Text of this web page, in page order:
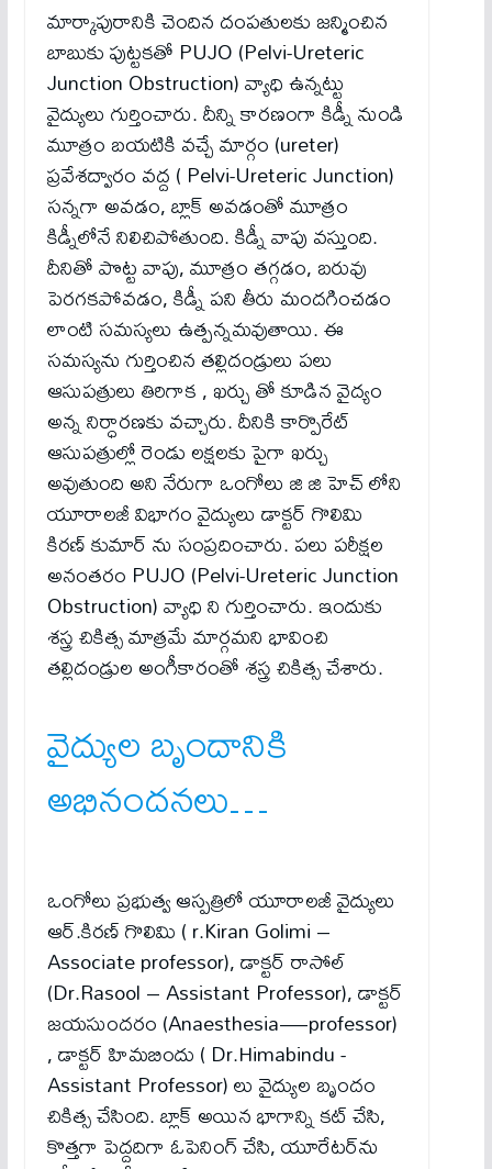
మార్కాపురానికి చెందిన దంపతులకు జన్మించిన
బాబుకు పుట్టకతో PUJO (Pelvi-Ureteric
Junction Obstruction) వ్యాధి ఉన్నట్టు
వైద్యులు గుర్తించారు. దీన్ని కారణంగా కిడ్నీ నుండి
మూత్రం బయటికి వచ్చే మార్గం (ureter)
ప్రవేశద్వారం వద్ద ( Pelvi-Ureteric Junction)
సన్నగా అవడం, బ్లాక్ అవడంతో మూత్రం
కిడ్నీలోనే నిలిచిపోతుంది. కిడ్నీ వాపు వస్తుంది.
దీనితో పొట్ట వాపు, మూత్రం తగ్గడం, బరువు
పెరగకపోవడం, కిడ్నీ పని తీరు మందగించడం
లాంటి సమస్యలు ఉత్ప‌న్న‌మ‌వుతాయి. ఈ
సమస్యను గుర్తించిన తల్లిదండ్రులు పలు
ఆసుపత్రులు తిరిగాక , ఖర్చు తో కూడిన వైద్యం
అన్న నిర్ధారణకు వచ్చారు. దీనికి కార్పొరేట్
ఆసుపత్రుల్లో రెండు లక్షలకు పైగా ఖర్చు
అవుతుంది అని నేరుగా ఒంగోలు జి జి హెచ్ లోని
యూరాలజీ విభాగం వైద్యులు డాక్ట‌ర్‌ గొలిమి
కిరణ్ కుమార్ ను సంప్రదించారు. పలు పరీక్షల
అనంతరం PUJO (Pelvi-Ureteric Junction
Obstruction) వ్యాధి ని గుర్తించారు. ఇందుకు
శస్త్ర చికిత్స మాత్రమే మార్గమని భావించి
తల్లిదండ్రుల అంగీకారంతో శస్త్ర చికిత్స చేశారు.
వైద్యుల బృందానికి
అభినంద‌న‌లు…
ఒంగోలు ప్ర‌భుత్వ ఆస్ప‌త్రిలో యూరాలజీ వైద్యులు
ఆర్‌.కిర‌ణ్ గొలిమి ( r.Kiran Golimi –
Associate professor), డాక్ట‌ర్ రాసోల్
(Dr.Rasool – Assistant Professor), డాక్ట‌ర్
జ‌య‌సుంద‌రం (Anaesthesia—professor)
, డాక్ట‌ర్ హిమ‌బిందు ( Dr.Himabindu -
Assistant Professor) లు వైద్యుల బృందం
చికిత్స చేసింది. బ్లాక్‌ అయిన భాగాన్ని కట్ చేసి,
కొత్తగా పెద్దదిగా ఓపెనింగ్ చేసి, యూరేటర్‌ను